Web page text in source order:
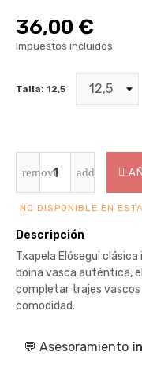
36,00 €
Impuestos incluidos
Talla: 12,5
NO DISPONIBLE EN
Descripción
Txapela Elósegui
boina vasca auténtica,
completar trajes vascos
comodidad.
💬 Asesoramiento